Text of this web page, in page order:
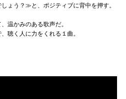
ょう？≫と、ポジティブに背中を押す。
温かみのある歌声だ。
聴く人に力をくれる１曲。